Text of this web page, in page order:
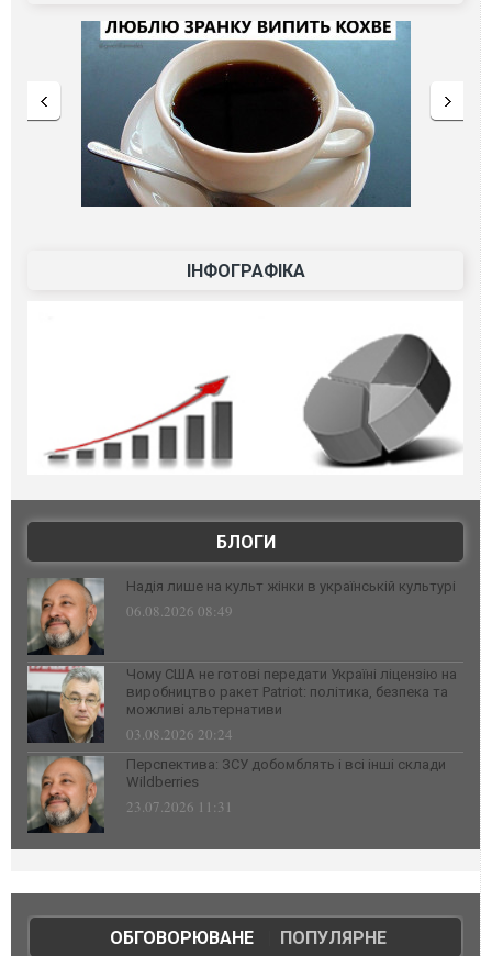
ІНФОГРАФІКА
БЛОГИ
Надія лише на культ жінки в українській культурі
06.08.2026 08:49
Чому США не готові передати Україні ліцензію на
виробництво ракет Patriot: політика, безпека та
можливі альтернативи
03.08.2026 20:24
Перспектива: ЗСУ добомблять і всі інші склади
Wildberries
23.07.2026 11:31
ОБГОВОРЮВАНЕ| ПОПУЛЯРНЕ